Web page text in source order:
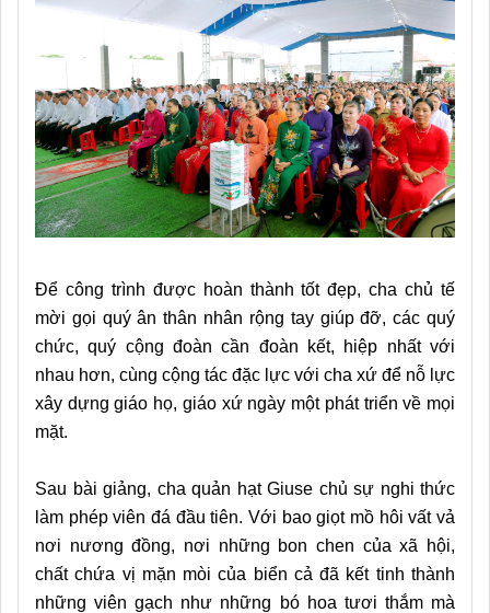
Để công trình được hoàn thành tốt đẹp, cha chủ tế
mời gọi quý ân thân nhân rộng tay giúp đỡ, các quý
chức, quý cộng đoàn cần đoàn kết, hiệp nhất với
nhau hơn, cùng cộng tác đặc lực với cha xứ để nỗ lực
xây dựng giáo họ, giáo xứ ngày một phát triển về mọi
mặt.
Sau bài giảng, cha quản hạt Giuse chủ sự nghi thức
làm phép viên đá đầu tiên. Với bao giọt mồ hôi vất vả
nơi nương đồng, nơi những bon chen của xã hội,
chất chứa vị mặn mòi của biển cả đã kết tinh thành
những viên gạch như những bó hoa tươi thắm mà